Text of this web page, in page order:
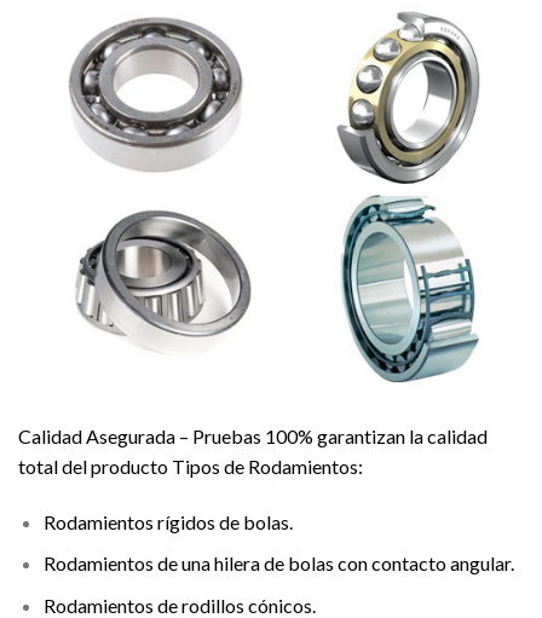
Calidad Asegurada – Pruebas 100% garantizan la calidad
total del producto Tipos de Rodamientos:
Rodamientos rígidos de bolas.
Rodamientos de una hilera de bolas con contacto angular.
Rodamientos de rodillos cónicos.